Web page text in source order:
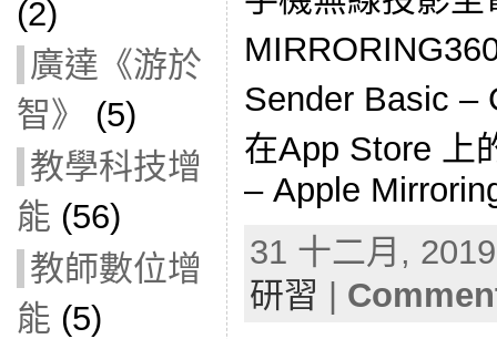
(2)
廣達《游於
智》
(5)
教學科技增
能 (56)
教師數位增
能 (5)
Sender Basic –
在App Store 上
– Apple
31 十二月,
研習 |